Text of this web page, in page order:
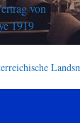
von
1919